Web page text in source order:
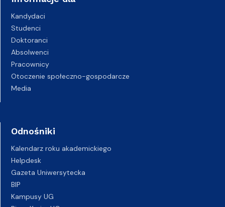
Kandydaci
Studenci
Doktoranci
Absolwenci
Pracownicy
Otoczenie społeczno-gospodarcze
Media
Odnośniki
Kalendarz roku akademickiego
Helpdesk
Gazeta Uniwersytecka
BIP
Kampusy UG